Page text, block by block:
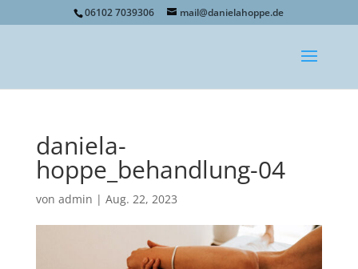
06102 7039306 mail@danielahoppe.de
daniela-
hoppe_behandlung-04
von admin | Aug. 22, 2023